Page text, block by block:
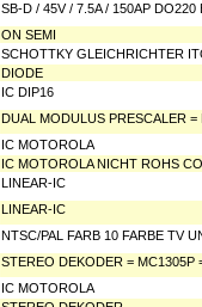
SB-D / 45V / 7.5A / 150AP DO220
ON SEMI
SCHOTTKY GLEICHRICHTER
DIODE
IC DIP16
DUAL MODULUS PRESCALER
IC MOTOROLA
IC MOTOROLA NICHT ROHS
LINEAR-IC
LINEAR-IC
NTSC/PAL FARB 10 FARBE TV
STEREO DEKODER = MC1305P
IC MOTOROLA